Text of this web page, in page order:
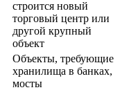
строится новый
торговый центр или
другой крупный
объект
Объекты, требующие
хранилища в банках,
мосты